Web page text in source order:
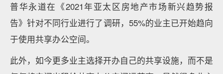
普华永道在《2021年亚太区房地产市场新兴趋势报
告》针对不同行业进行了调研，55%的业主已开始趋向
于使用共享办公空间。
此外，如今更多业主选择开办自己的共享设施，而不是